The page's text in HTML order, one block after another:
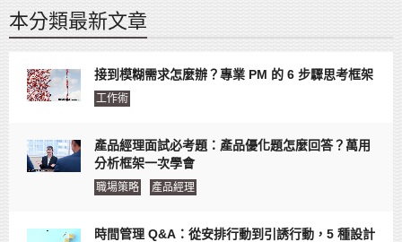
本分類最新文章
接到模糊需求怎麼辦？專業 PM 的 6 步驟思考框架
工作術
產品經理面試必考題：產品優化題怎麼回答？萬用
分析框架一次學會
職場策略 產品經理
時間管理 Q&A：從安排行動到引誘行動，5 種設計